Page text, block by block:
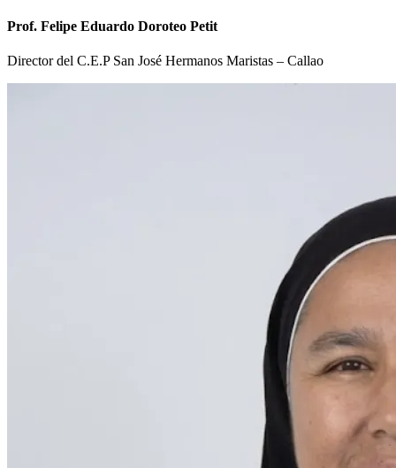
Prof. Felipe Eduardo Doroteo Petit
Director del C.E.P San José Hermanos Maristas – Callao